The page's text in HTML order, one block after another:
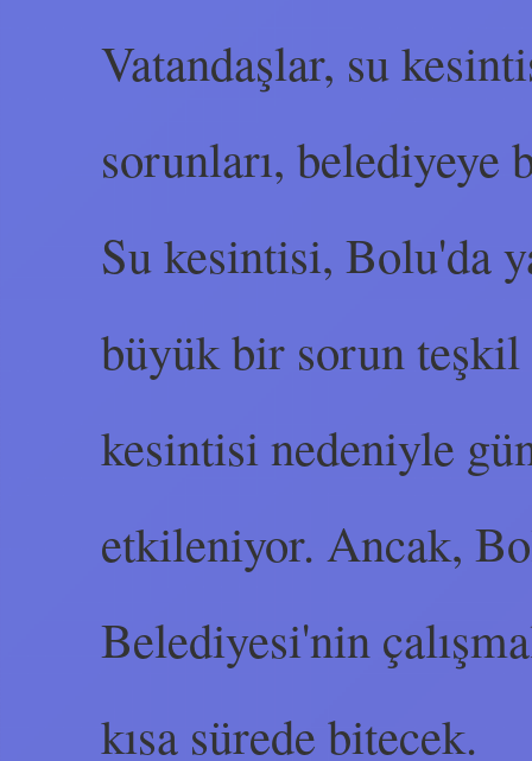
Vatandaşlar, su
sorunları,
Su kesintisi, Bolu'da
büyük bir sorun teşkil
kesintisi nedeniyle
etkileniyor. Ancak,
Belediyesi'nin
kısa sürede bitecek.